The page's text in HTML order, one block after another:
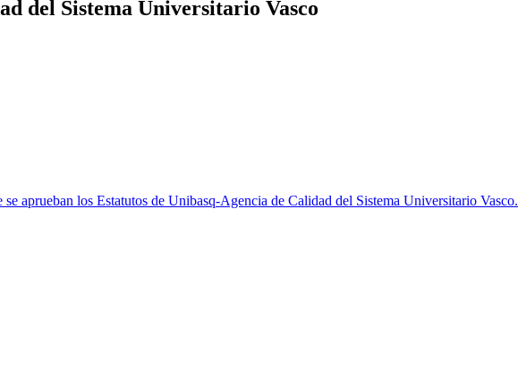
del Sistema Universitario Vasco
aprueban los Estatutos de Unibasq-Agencia de Calidad del Sistema Universitario Vasco.